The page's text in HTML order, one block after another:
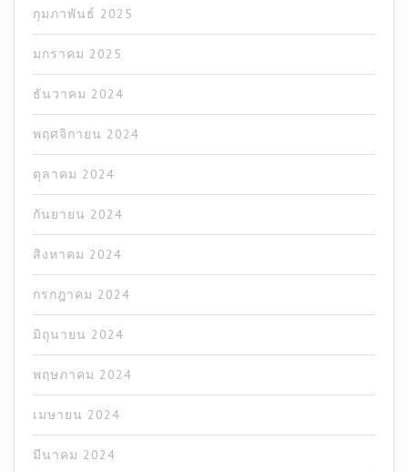
กุมภาพันธ์ 2025
มกราคม 2025
ธันวาคม 2024
พฤศจิกายน 2024
ตุลาคม 2024
กันยายน 2024
สิงหาคม 2024
กรกฎาคม 2024
มิถุนายน 2024
พฤษภาคม 2024
เมษายน 2024
มีนาคม 2024